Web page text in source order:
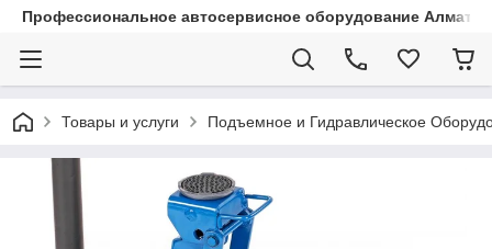
Профессиональное автосервисное оборудование Алматы
Товары и услуги Подъемное и Гидравлическое